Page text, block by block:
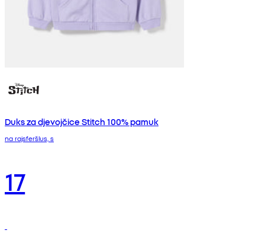
Duks za djevojčice Stitch 100% pamuk
na rajsferšlus, s
17